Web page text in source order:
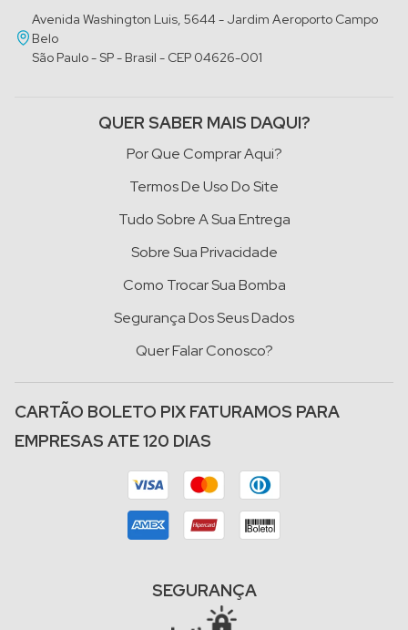
Avenida Washington Luis, 5644 - Jardim Aeroporto Campo
Belo
São Paulo - SP - Brasil - CEP 04626-001
QUER SABER MAIS DAQUI?
Por Que Comprar Aqui?
Termos De Uso Do Site
Tudo Sobre A Sua Entrega
Sobre Sua Privacidade
Como Trocar Sua Bomba
Segurança Dos Seus Dados
Quer Falar Conosco?
CARTÃO BOLETO PIX FATURAMOS PARA
EMPRESAS ATE 120 DIAS
SEGURANÇA